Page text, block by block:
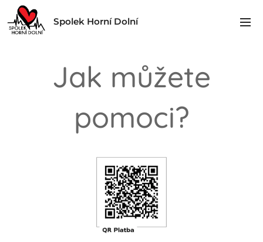
Spolek Horní Dolní
Jak můžete
pomoci?